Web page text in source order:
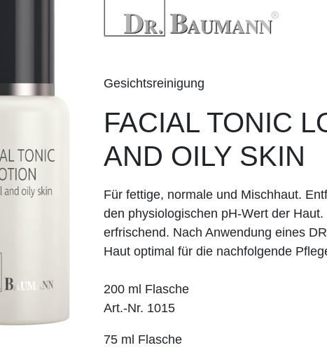
Gesichtsreinigung
FACIAL TONIC
AND OILY SKIN
Für fettige, normale und Mischhaut.
den physiologischen pH-Wert der
erfrischend. Nach Anwendung eines
Haut optimal für die nachfolgende
200 ml Flasche
Art.-Nr. 1015
75 ml Flasche